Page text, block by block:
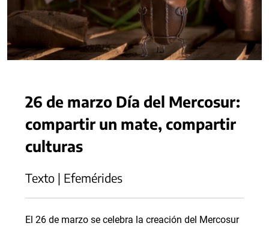
26 de marzo Día del Mercosur:
compartir un mate, compartir
culturas
Texto | Efemérides
El 26 de marzo se celebra la creación del Mercosur